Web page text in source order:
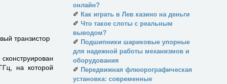
на которой
онлайн?
✐ Как играть в Лев казино на деньги
✐ Что такое слоты с реальным
выводом?
✐ Подшипники шариковые упорные
для надежной работы механизмов и
оборудования
✐ Передвижная флюорографическая
установка: современные